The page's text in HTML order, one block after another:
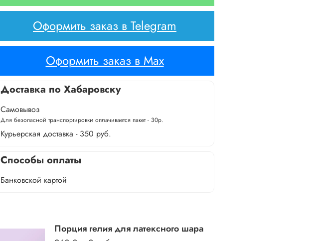
Оформить заказ в Telegram
Оформить заказ в Max
Доставка по Хабаровску
Самовывоз
Для безопасной транспортировки оплачивается пакет - 30р.
Курьерская доставка - 350 руб.
Способы оплаты
Банковской картой
Порция гелия для латексного шара